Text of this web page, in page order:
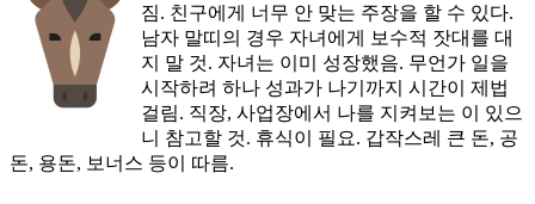
짐. 친구에게 너무 안 맞는 주장을 할 수 있다.
남자 말띠의 경우 자녀에게 보수적 잣대를 대
지 말 것. 자녀는 이미 성장했음. 무언가 일을
시작하려 하나 성과가 나기까지 시간이 제법
걸림. 직장, 사업장에서 나를 지켜보는 이 있으
니 참고할 것. 휴식이 필요. 갑작스레 큰 돈, 공
돈, 용돈, 보너스 등이 따름.